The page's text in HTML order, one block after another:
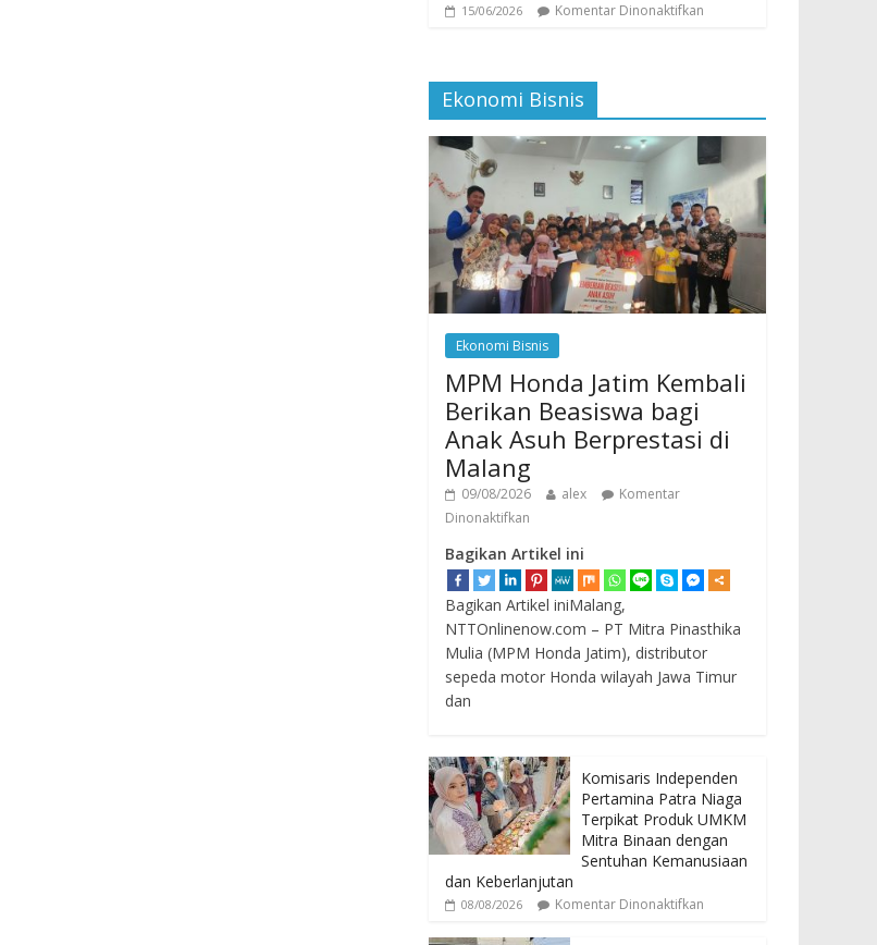
15/06/2026 Komentar Dinonaktifkan
Ekonomi Bisnis
Ekonomi Bisnis
MPM Honda Jatim Kembali
Berikan Beasiswa bagi
Anak Asuh Berprestasi di
Malang
09/08/2026 alex
Komentar
Dinonaktifkan
Bagikan Artikel ini
Bagikan Artikel iniMalang,
NTTOnlinenow.com – PT Mitra Pinasthika
Mulia (MPM Honda Jatim), distributor
sepeda motor Honda wilayah Jawa Timur
dan
Komisaris Independen
Pertamina Patra Niaga
Terpikat Produk UMKM
Mitra Binaan dengan
Sentuhan Kemanusiaan
dan Keberlanjutan
08/08/2026 Komentar Dinonaktifkan